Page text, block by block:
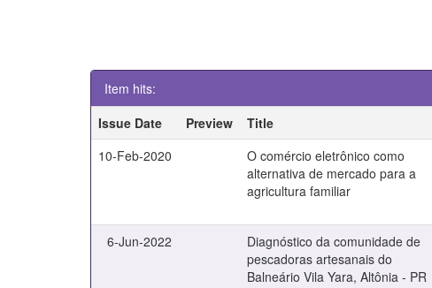
Item hits:
Issue Date
Preview Title
10-Feb-2020
O comércio eletrônico como
alternativa de mercado para a
agricultura familiar
6-Jun-2022
Diagnóstico da comunidade de
pescadoras artesanais do
Balneário Vila Yara, Altônia - PR